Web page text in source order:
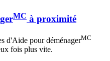
MC à proximité
d'Aide pour déménagerMC
fois plus vite.